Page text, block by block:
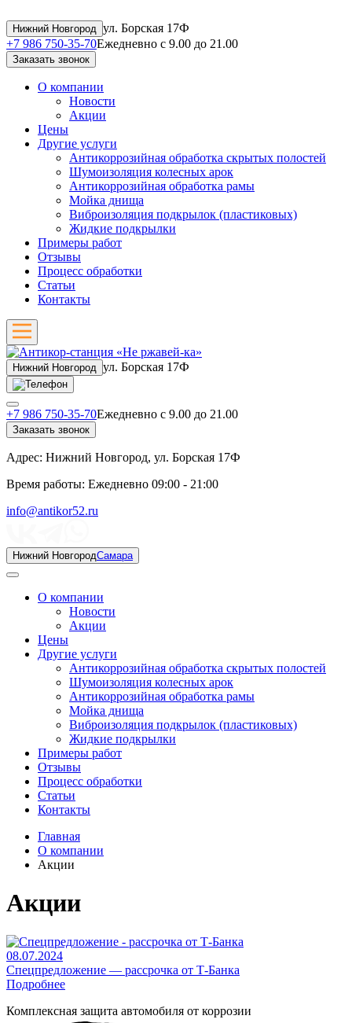
Нижний Новгород ул. Борская 17Ф
+7 986 750-35-70Ежедневно с 9.00 до 21.00
Заказать звонок
О компании
Новости
Акции
Цены
Другие услуги
Антикоррозийная обработка скрытых полостей
Шумоизоляция колесных арок
Антикоррозийная обработка рамы
Мойка днища
Виброизоляция подкрылок (пластиковых)
Жидкие подкрылки
Примеры работ
Отзывы
Процесс обработки
Статьи
Контакты
Нижний Новгород ул. Борская 17Ф
+7 986 750-35-70Ежедневно с 9.00 до 21.00
Заказать звонок
Адрес: Нижний Новгород, ул. Борская 17Ф
Время работы: Ежедневно 09:00 - 21:00
info@antikor52.ru
Нижний НовгородСамара
О компании
Новости
Акции
Цены
Другие услуги
Антикоррозийная обработка скрытых полостей
Шумоизоляция колесных арок
Антикоррозийная обработка рамы
Мойка днища
Виброизоляция подкрылок (пластиковых)
Жидкие подкрылки
Примеры работ
Отзывы
Процесс обработки
Статьи
Контакты
Главная
О компании
Акции
Акции
08.07.2024
Спецпредложение — рассрочка от Т-Банка
Подробнее
Комплексная защита автомобиля от коррозии